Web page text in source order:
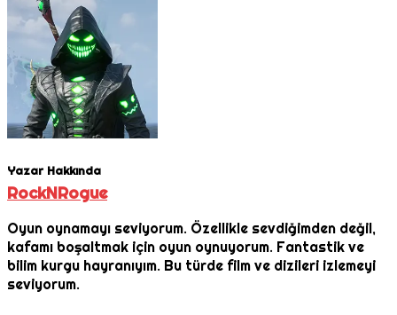
Yazar Hakkında
RockNRogue
Oyun oynamayı seviyorum. Özellikle sevdiğimden değil,
kafamı boşaltmak için oyun oynuyorum. Fantastik ve
bilim kurgu hayranıyım. Bu türde film ve dizileri izlemeyi
seviyorum.